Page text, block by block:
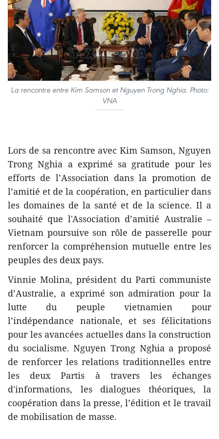
La rencontre entre Kim Samson et Nguyen Trong Nghia. Photo:
VNA
Lors de sa rencontre avec Kim Samson, Nguyen
Trong Nghia a exprimé sa gratitude pour les
efforts de l’Association dans la promotion de
l’amitié et de la coopération, en particulier dans
les domaines de la santé et de la science. Il a
souhaité que l'Association d’amitié Australie –
Vietnam poursuive son rôle de passerelle pour
renforcer la compréhension mutuelle entre les
peuples des deux pays.
Vinnie Molina, président du Parti communiste
d’Australie, a exprimé son admiration pour la
lutte du peuple vietnamien pour
l’indépendance nationale, et ses félicitations
pour les avancées actuelles dans la construction
du socialisme. Nguyen Trong Nghia a proposé
de renforcer les relations traditionnelles entre
les deux Partis à travers les échanges
d'informations, les dialogues théoriques, la
coopération dans la presse, l’édition et le travail
de mobilisation de masse.